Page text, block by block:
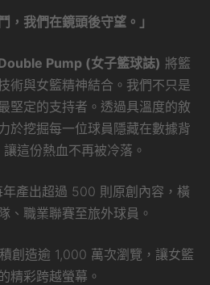
，我們在鏡頭後守望。」
Pump (女子籃球誌) 將籃
術與女籃精神結合。我們不只是
堅定的支持者。透過具溫度的敘
於挖掘每一位球員隱藏在數據背
這份熱血不再被冷落。
年產出超過 500 則原創內容，橫
、職業聯賽至旅外球員。
創造逾 1,000 萬次瀏覽，讓女籃
精彩跨越螢幕。